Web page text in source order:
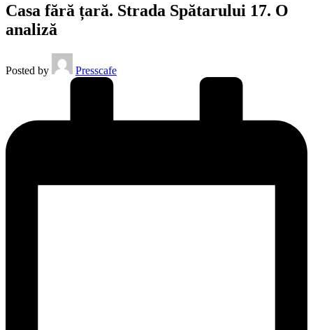
Casa fără țară. Strada Spătarului 17. O
analiză
Posted by Presscafe